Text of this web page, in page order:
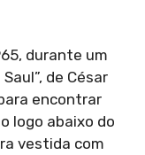
durante um
de César
encontrar
logo abaixo do
vestida com